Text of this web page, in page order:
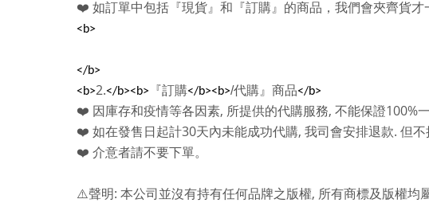
❤️ 如訂單中包括『現貨』和『訂購』的商品，我們會夾齊貨
<b>
</b>
<b>2.</b><b> 『訂購</b><b>/代購』商品</b>
❤️ 因庫存和疫情等各因素, 所提供的代購服務, 不能保證100%
❤️ 如在發售日起計30天內未能成功代購, 我司會安排退款. 但不
❤️ 介意者請不要下單。
⚠️聲明: 本公司並沒有持有任何品牌之版權, 所有商標及版權均